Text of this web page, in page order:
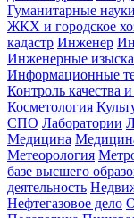
Гуманитарные науки
ЖКХ и городское
кадастр Инженер
Инженерные
Информационные
Контроль качества
Косметология
СПО Лаборатории
Медицина
Метеорология
базе высшего
деятельность
Нефтегазовое дело